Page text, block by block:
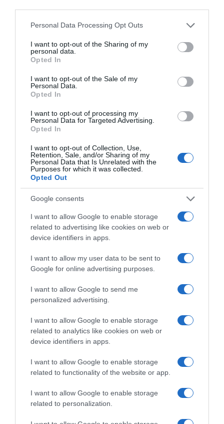
Please note that this website/app uses one or more Google
not limited to your visit or usage behaviour. You may click to
grant or deny consent to Google and its third-party tags to
use your data for below specified purposes in below Google
consent section.
Personal Data Processing Opt Outs
I want to opt-out of the Sharing of my
personal data.
Opted In
I want to opt-out of the Sale of my
Personal Data.
Opted In
I want to opt-out of processing my
Personal Data for Targeted Advertising.
Opted In
I want to opt-out of Collection, Use,
Retention, Sale, and/or Sharing of my
Personal Data that Is Unrelated with the
Purposes for which it was collected.
Opted Out
Google consents
I want to allow Google to enable storage
related to advertising like cookies on web or
device identifiers in apps.
I want to allow my user data to be sent to
Google for online advertising purposes.
I want to allow Google to send me
personalized advertising.
I want to allow Google to enable storage
related to analytics like cookies on web or
device identifiers in apps.
I want to allow Google to enable storage
related to functionality of the website or app.
I want to allow Google to enable storage
related to personalization.
ΔΙΑΒΆΣΤΕ ΣΤΟ «Π»